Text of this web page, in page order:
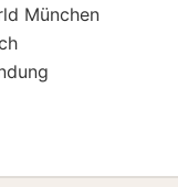
München